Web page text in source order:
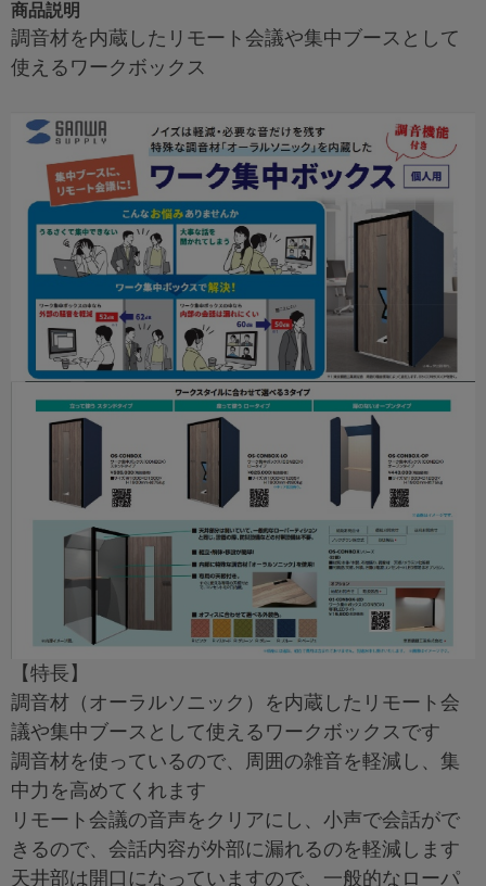
商品説明
調音材を内蔵したリモート会議や集中ブースとして
使えるワークボックス
【特長】
調音材（オーラルソニック）を内蔵したリモート会
議や集中ブースとして使えるワークボックスです
調音材を使っているので、周囲の雑音を軽減し、集
中力を高めてくれます
リモート会議の音声をクリアにし、小声で会話がで
きるので、会話内容が外部に漏れるのを軽減します
天井部は開口になっていますので、一般的なローパ